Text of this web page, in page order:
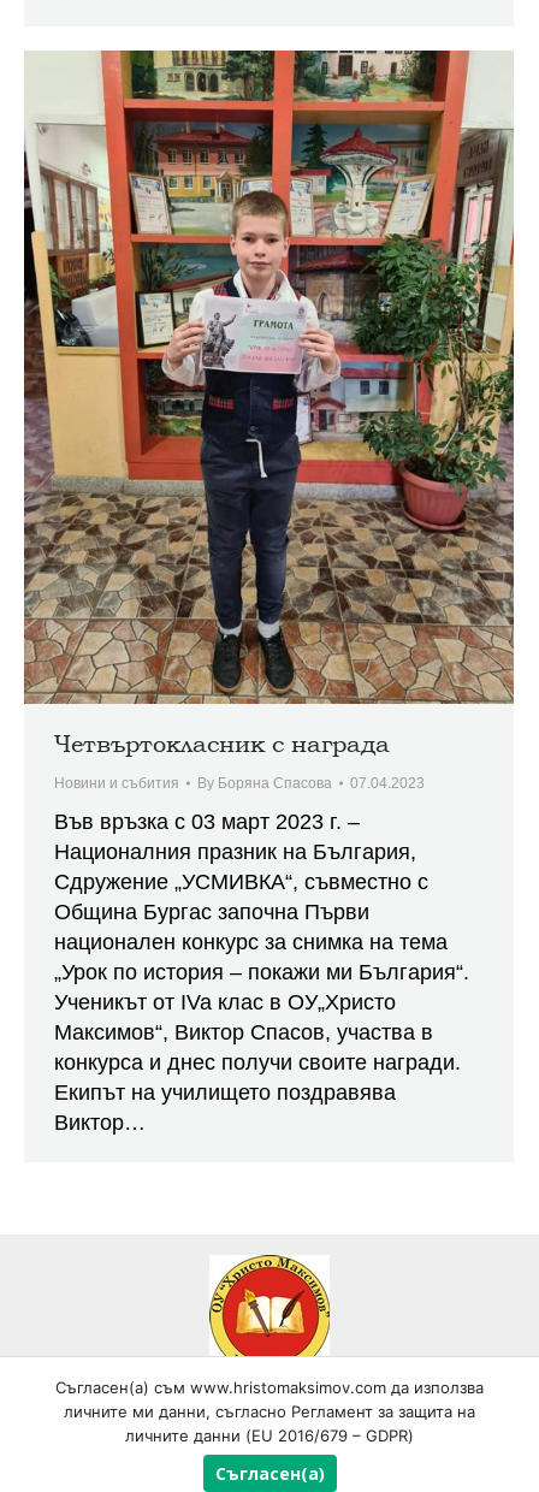
Четвъртокласник с награда
Новини и събития By Боряна Спасова 07.04.2023
Във връзка с 03 март 2023 г. –
Националния празник на България,
Сдружение „УСМИВКА“, съвместно с
Община Бургас започна Първи
национален конкурс за снимка на тема
„Урок по история – покажи ми България“.
Ученикът от IVa клас в ОУ„Христо
Максимов“, Виктор Спасов, участва в
конкурса и днес получи своите награди.
Екипът на училището поздравява
Виктор…
Всички текстови, графични и видео материали, публикувани в
сайта, са собственост на ОУ "Христо Максимов", гр. Самоков,
освен ако изрично не е посочено друго и са под закрила на
Закона за авторското право и сродните му права! © Copyright
Съгласен(а) съм www.hristomaksimov.com да използва
личните ми данни, съгласно Регламент за защита на
личните данни (EU 2016/679 – GDPR)
Съгласен(а)